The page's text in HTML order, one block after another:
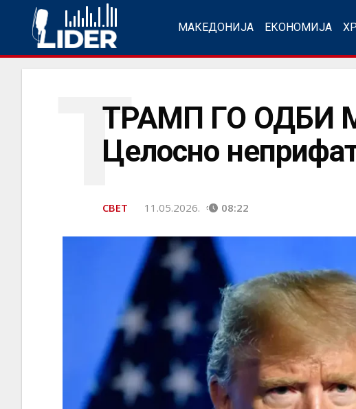
МАКЕДОНИЈА ЕКОНОМИЈА
ТРАМП ГО ОДБИ
Целосно
Т
СВЕТ 11.05.2026. 08:22